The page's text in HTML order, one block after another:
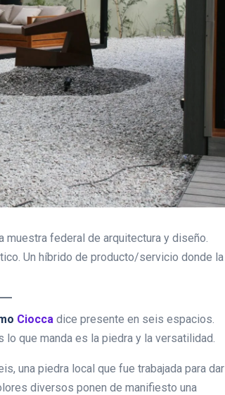
federal de arquitectura y diseño.
Un híbrido de producto/servicio donde la
Ciocca dice presente en seis espacios.
que manda es la piedra y la versatilidad.
una piedra local que fue trabajada para dar
diversos ponen de manifiesto una